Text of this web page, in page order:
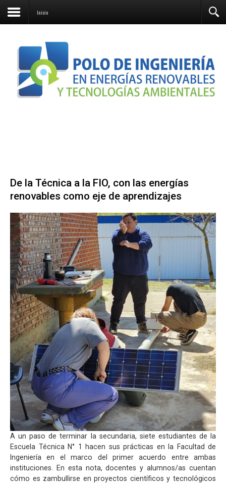
Inicio
De la Técnica a la FIO, con las energías
renovables como eje de aprendizajes
A un paso de terminar la secundaria, siete estudiantes de la
Escuela Técnica N° 1 hacen sus prácticas en la Facultad de
Ingeniería en el marco del primer acuerdo entre ambas
instituciones. En esta nota, docentes y alumnos/as cuentan
cómo es zambullirse en proyectos científicos y tecnológicos